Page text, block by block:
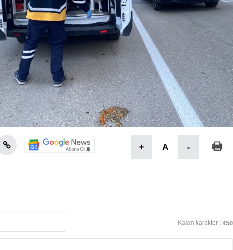
+ A -
Kalan karakter : 450